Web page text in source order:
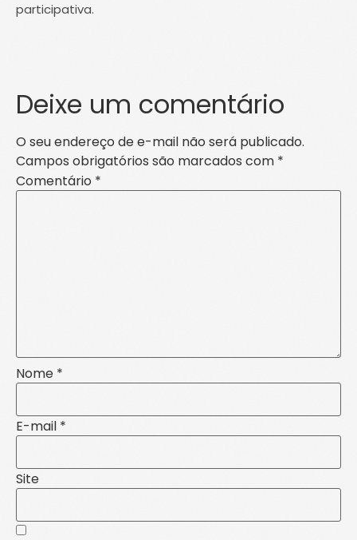
participativa.
Deixe um comentário
O seu endereço de e-mail não será publicado.
Campos obrigatórios são marcados com *
Comentário *
Nome *
E-mail *
Site